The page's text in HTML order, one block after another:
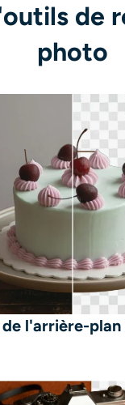
de
photo
l'arrière-plan